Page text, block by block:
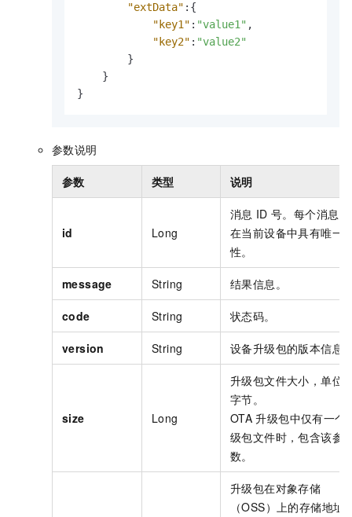
"extData" : {
"key1" : "value1" ,
"key2" : "value2"
}
}
}
参数说明
参数 类型 说明
id Long
消息 ID 号。每个消息
在当前设备中具有唯一
性。
message String 结果信息。
code String 状态码。
version String 设备升级包的版本信息
size Long
升级包文件大小，单位
字节。
OTA 升级包中仅有一个
级包文件时，包含该参
数。
升级包在对象存储
（OSS）上的存储地址